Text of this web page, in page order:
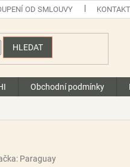
OD SMLOUVY
HLEDAT
Obchodní podmínky
Paraguay